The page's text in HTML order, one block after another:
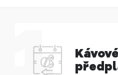
Kávové